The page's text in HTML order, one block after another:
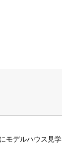
モデルハウス見